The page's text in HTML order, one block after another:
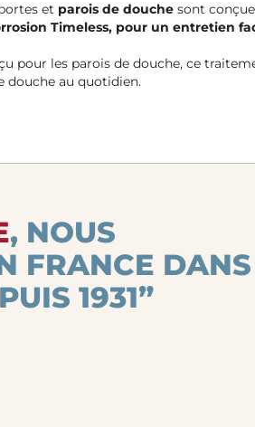
et parois de douche sont
Timeless, pour un entretien
pour les parois de douche, ce
douche au quotidien.
, NOUS
FRANCE DANS
1931”